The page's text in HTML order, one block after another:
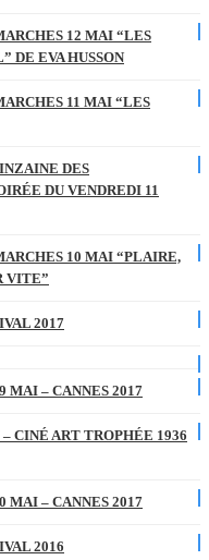
12 MAI “LES
DE EVA HUSSON
11 MAI “LES
DES
DU VENDREDI 11
10 MAI “PLAIRE,
VITE”
2017
MAI – CANNES 2017
CINÉ ART TROPHÉE 1936
MAI – CANNES 2017
2016